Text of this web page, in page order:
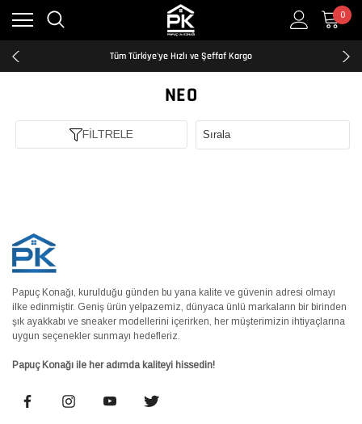
0
Kredi Kartına Taksit İmkanı
2500₺ ve Üzeri Ücretsiz Kargo
Tüm Türkiye'ye Hızlı ve Şeffaf Kargo
Kredi Kartına Taksit İmkanı
2500₺ ve Üzeri Ücretsiz Kargo
Tüm Türkiye'ye Hızlı ve Şeffaf Kargo
Kredi Kartına Taksit İmkanı
NEO
FİLTRELE
Papuç Konağı, kurulduğu günden bu yana kalite ve güvenin adresi olmayı
ilke edinmiştir. Geniş ürün yelpazemiz, dünyaca ünlü markaların bir birinden
şık ayakkabı ve sneaker modellerini içerirken, her müşterimizin ihtiyaçlarına
uygun seçenekler sunmayı hedefleriz.
Papuç Konağı ile her adımda kaliteyi hissedin!